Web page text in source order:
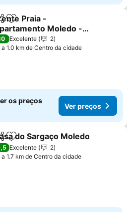
Adicionar aos favoritos
Praia -
Moledo -
preços
Excelente
2
a 1.0 km de Centro da cidade
os preços
Ver preços
Adicionar aos favoritos
do Sargaço Moledo
Excelente
2
a 1.7 km de Centro da cidade